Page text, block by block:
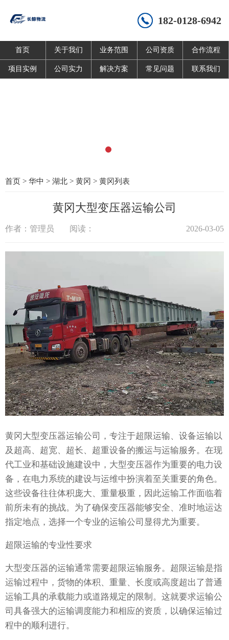
182-0128-6942
首页 关于我们 业务范围 公司资质 合作流程
项目实例 公司实力 解决方案 常见问题 联系我们
首页 > 华中 > 湖北 > 黄冈 > 黄冈列表
黄冈大型变压器运输公司
作者：管理员 阅读： 2026-03-05
黄冈大型变压器运输公司，专注于超限运输、设备运输以
及超高、超宽、超长、超重设备的搬运与运输服务。在现
代工业和基础设施建设中，大型变压器作为重要的电力设
备，在电力系统的建设与运维中扮演着至关重要的角色。
这些设备往往体积庞大、重量极重，因此运输工作面临着
前所未有的挑战。为了确保变压器能够安全、准时地运达
指定地点，选择一个专业的运输公司显得尤为重要。
超限运输的专业性要求
大型变压器的运输通常需要超限运输服务。超限运输是指
运输过程中，货物的体积、重量、长度或高度超出了普通
运输工具的承载能力或道路规定的限制。这就要求运输公
司具备强大的运输调度能力和相应的资质，以确保运输过
程中的顺利进行。